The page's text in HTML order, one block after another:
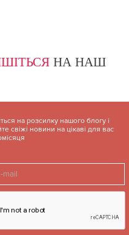
НА НАШ
на розсилку нашого блогу і
свіжі новини на цікаві для вас